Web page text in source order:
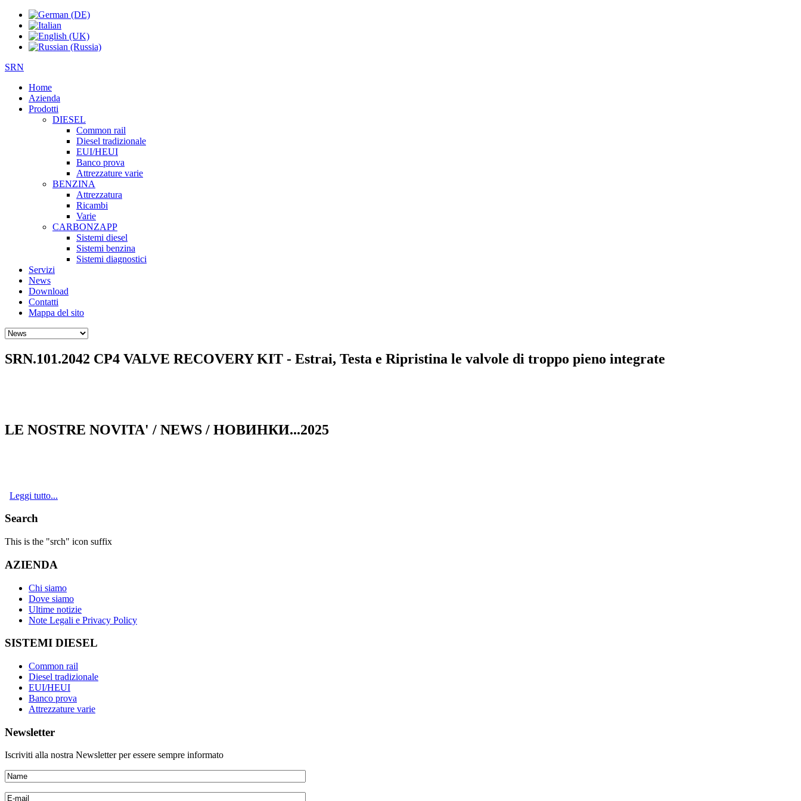
SRN
Home
Azienda
Prodotti
DIESEL
Common rail
Diesel tradizionale
EUI/HEUI
Banco prova
Attrezzature varie
BENZINA
Attrezzatura
Ricambi
Varie
CARBONZAPP
Sistemi diesel
Sistemi benzina
Sistemi diagnostici
Servizi
News
Download
Contatti
Mappa del sito
SRN.101.2042 CP4 VALVE RECOVERY KIT - Estrai, Testa e Ripristina le valvole di troppo pieno integrate
LE NOSTRE NOVITA' / NEWS / НОВИНКИ...2025
Leggi tutto...
Search
This is the "srch" icon suffix
AZIENDA
Chi siamo
Dove siamo
Ultime notizie
Note Legali e Privacy Policy
SISTEMI DIESEL
Common rail
Diesel tradizionale
EUI/HEUI
Banco prova
Attrezzature varie
Newsletter
Iscriviti alla nostra Newsletter per essere sempre informato